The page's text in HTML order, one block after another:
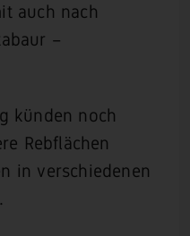
auch nach
–
künden noch
Rebflächen
in verschiedenen